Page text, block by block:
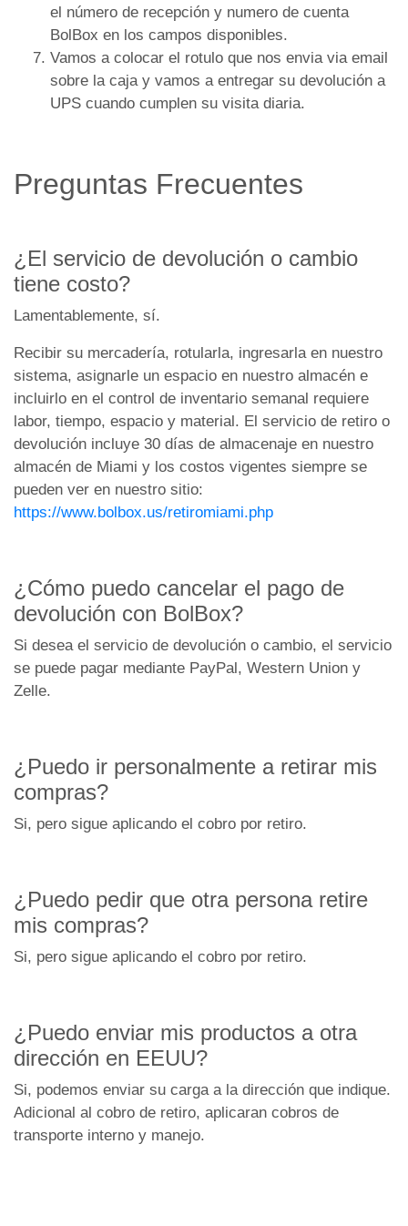
el número de recepción y numero de cuenta
BolBox en los campos disponibles.
Vamos a colocar el rotulo que nos envia via email
sobre la caja y vamos a entregar su devolución a
UPS cuando cumplen su visita diaria.
Preguntas Frecuentes
¿El servicio de devolución o cambio
tiene costo?
Lamentablemente, sí.
Recibir su mercadería, rotularla, ingresarla en nuestro
sistema, asignarle un espacio en nuestro almacén e
incluirlo en el control de inventario semanal requiere
labor, tiempo, espacio y material. El servicio de retiro o
devolución incluye 30 días de almacenaje en nuestro
almacén de Miami y los costos vigentes siempre se
pueden ver en nuestro sitio:
https://www.bolbox.us/retiromiami.php
¿Cómo puedo cancelar el pago de
devolución con BolBox?
Si desea el servicio de devolución o cambio, el servicio
se puede pagar mediante PayPal, Western Union y
Zelle.
¿Puedo ir personalmente a retirar mis
compras?
Si, pero sigue aplicando el cobro por retiro.
¿Puedo pedir que otra persona retire
mis compras?
Si, pero sigue aplicando el cobro por retiro.
¿Puedo enviar mis productos a otra
dirección en EEUU?
Si, podemos enviar su carga a la dirección que indique.
Adicional al cobro de retiro, aplicaran cobros de
transporte interno y manejo.